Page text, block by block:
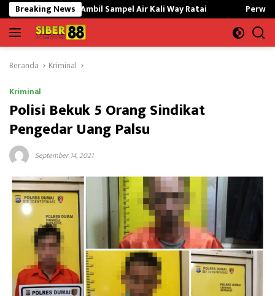
Langsung
ke
konten
Breaking News
Ambil Sampel Air Kali Way Ratai Perwira Kilang
Beranda Kriminal
Kriminal
Polisi Bekuk 5 Orang Sindikat
Pengedar Uang Palsu
September 14, 2021